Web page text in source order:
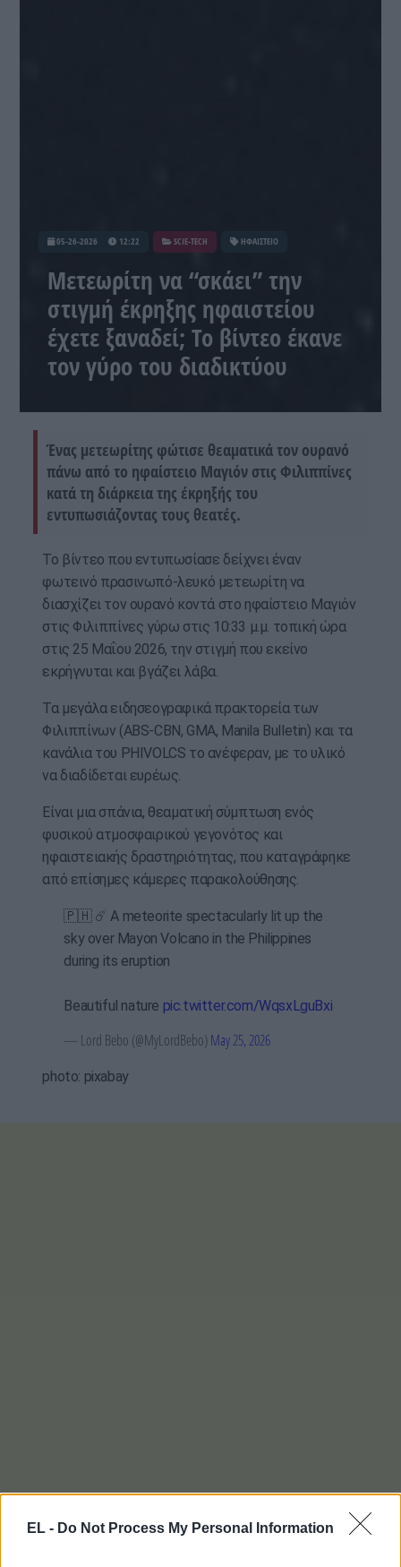
EL - Do Not Process My Personal Information
05-26-2026 12:22 SCIE-TECH ΗΦΑΙΣΤΕΙΟ
Μετεωρίτη να “σκάει” την
στιγμή έκρηξης ηφαιστείου
έχετε ξαναδεί; Το βίντεο έκανε
τον γύρο του διαδικτύου
Ένας μετεωρίτης φώτισε θεαματικά τον ουρανό
πάνω από το ηφαίστειο Μαγιόν στις Φιλιππίνες
κατά τη διάρκεια της έκρηξής του
εντυπωσιάζοντας τους θεατές.
Το βίντεο που εντυπωσίασε δείχνει έναν
φωτεινό πρασινωπό-λευκό μετεωρίτη να
διασχίζει τον ουρανό κοντά στο ηφαίστειο Μαγιόν
στις Φιλιππίνες γύρω στις 10:33 μ.μ. τοπική ώρα
στις 25 Μαΐου 2026, την στιγμή που εκείνο
εκρήγνυται και βγάζει λάβα.
Τα μεγάλα ειδησεογραφικά πρακτορεία των
Φιλιππίνων (ABS-CBN, GMA, Manila Bulletin) και τα
κανάλια του PHIVOLCS το ανέφεραν, με το υλικό
να διαδίδεται ευρέως.
Είναι μια σπάνια, θεαματική σύμπτωση ενός
φυσικού ατμοσφαιρικού γεγονότος και
ηφαιστειακής δραστηριότητας, που καταγράφηκε
από επίσημες κάμερες παρακολούθησης.
🇵🇭 ☄️ A meteorite spectacularly lit up the
sky over Mayon Volcano in the Philippines
during its eruption
Beautiful nature pic.twitter.com/WqsxLguBxi
— Lord Bebo (@MyLordBebo)May 25, 2026
photo: pixabay